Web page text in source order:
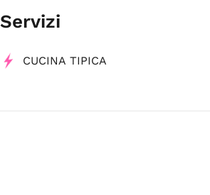
Servizi
CUCINA TIPICA